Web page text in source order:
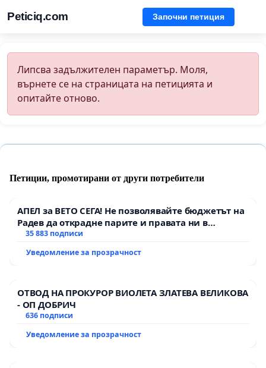
Peticiq.com Започни петиция
Липсва задължителен параметър. Моля,
върнете се на страницата на петицията и
опитайте отново.
Петиции, промотирани от други потребители
АПЕЛ за ВЕТО СЕГА! Не позволявайте бюджетът на
Радев да открадне парите и правата ни в
тъмното
35 883 подписи
Уведомление за прозрачност
ОТВОД НА ПРОКУРОР ВИОЛЕТА ЗЛАТЕВА ВЕЛИКОВА
- ОП ДОБРИЧ
636 подписи
Уведомление за прозрачност